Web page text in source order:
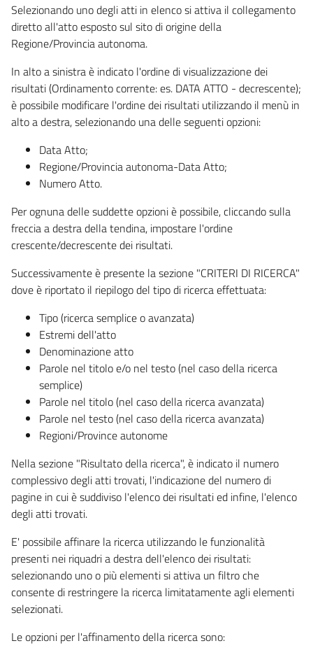
Selezionando uno degli atti in elenco si attiva il collegamento
diretto all'atto esposto sul sito di origine della
Regione/Provincia autonoma.
In alto a sinistra è indicato l'ordine di visualizzazione dei
risultati (Ordinamento corrente: es. DATA ATTO - decrescente);
è possibile modificare l'ordine dei risultati utilizzando il menù in
alto a destra, selezionando una delle seguenti opzioni:
Data Atto;
Regione/Provincia autonoma-Data Atto;
Numero Atto.
Per ognuna delle suddette opzioni è possibile, cliccando sulla
freccia a destra della tendina, impostare l'ordine
crescente/decrescente dei risultati.
Successivamente è presente la sezione "CRITERI DI RICERCA"
dove è riportato il riepilogo del tipo di ricerca effettuata:
Tipo (ricerca semplice o avanzata)
Estremi dell'atto
Denominazione atto
Parole nel titolo e/o nel testo (nel caso della ricerca
semplice)
Parole nel titolo (nel caso della ricerca avanzata)
Parole nel testo (nel caso della ricerca avanzata)
Regioni/Province autonome
Nella sezione "Risultato della ricerca", è indicato il numero
complessivo degli atti trovati, l'indicazione del numero di
pagine in cui è suddiviso l'elenco dei risultati ed infine, l'elenco
degli atti trovati.
E' possibile affinare la ricerca utilizzando le funzionalità
presenti nei riquadri a destra dell'elenco dei risultati:
selezionando uno o più elementi si attiva un filtro che
consente di restringere la ricerca limitatamente agli elementi
selezionati.
Le opzioni per l'affinamento della ricerca sono: